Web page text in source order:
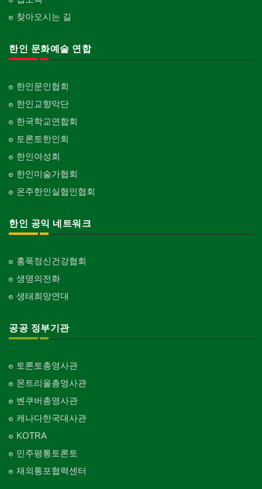
찾아오시는 길
한인 문화예술 연합
한인문인협회
한인교향악단
한국학교연합회
토론토한인회
한인여성회
한인미술가협회
온주한인실협인협회
한인 공익 네트워크
홍푹정신건강협회
생명의전화
생태희망연대
공공 정부기관
토론토총영사관
몬트리올총영사관
벤쿠버총영사관
캐나다한국대사관
KOTRA
민주평통토론토
재외통포협력센터